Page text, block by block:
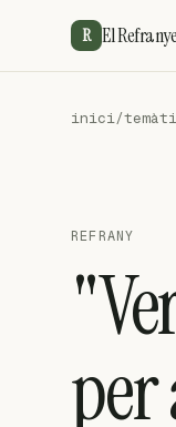
R El
inici/
REFRANY